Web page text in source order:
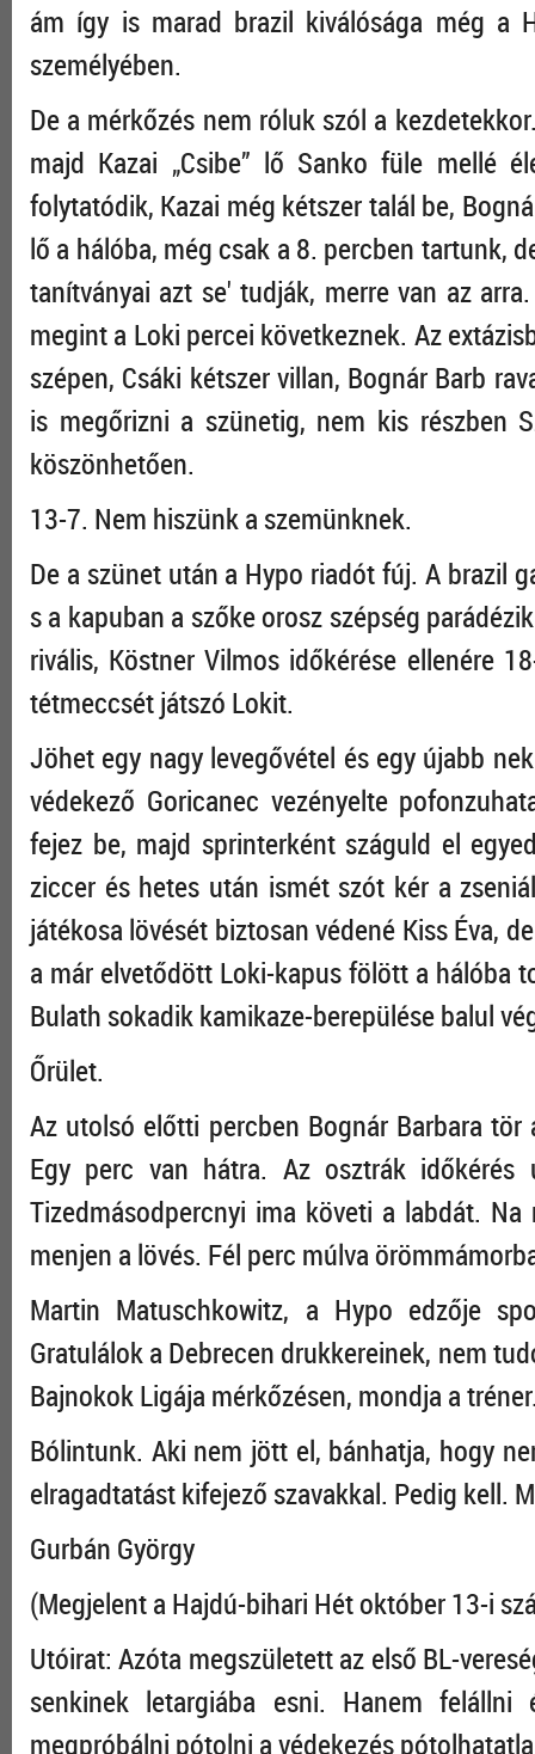
ám így is marad brazil kiválósága még a
személyében.
De a mérkőzés nem róluk szól a
majd Kazai „Csibe” lő Sanko füle mellé
folytatódik, Kazai még kétszer talál be,
lő a hálóba, még csak a 8. percben tartunk,
tanítványai azt se' tudják, merre van az
megint a Loki percei következnek. Az
szépen, Csáki kétszer villan, Bognár Barb
is megőrizni a szünetig, nem kis részben
köszönhetően.
13-7. Nem hiszünk a szemünknek.
De a szünet után a Hypo riadót fúj. A brazil
s a kapuban a szőke orosz szépség
rivális, Köstner Vilmos időkérése ellenére
tétmeccsét játszó Lokit.
Jöhet egy nagy levegővétel és egy újabb
védekező Goricanec vezényelte
fejez be, majd sprinterként száguld el
ziccer és hetes után ismét szót kér a
játékosa lövését biztosan védené Kiss Éva,
a már elvetődött Loki-kapus fölött a hálóba
Bulath sokadik kamikaze-berepülése balul
Őrület.
Az utolsó előtti percben Bognár Barbara
Egy perc van hátra. Az osztrák időkérés
Tizedmásodpercnyi ima követi a labdát.
menjen a lövés. Fél perc múlva
Martin Matuschkowitz, a Hypo edzője
Gratulálok a Debrecen drukkereinek, nem
Bajnokok Ligája mérkőzésen, mondja a
Bólintunk. Aki nem jött el, bánhatja, hogy
elragadtatást kifejező szavakkal. Pedig kell.
Gurbán György
(Megjelent a Hajdú-bihari Hét október 13-i
Utóirat: Azóta megszületett az első BL-
senkinek letargiába esni. Hanem
megpróbálni pótolni a védekezés